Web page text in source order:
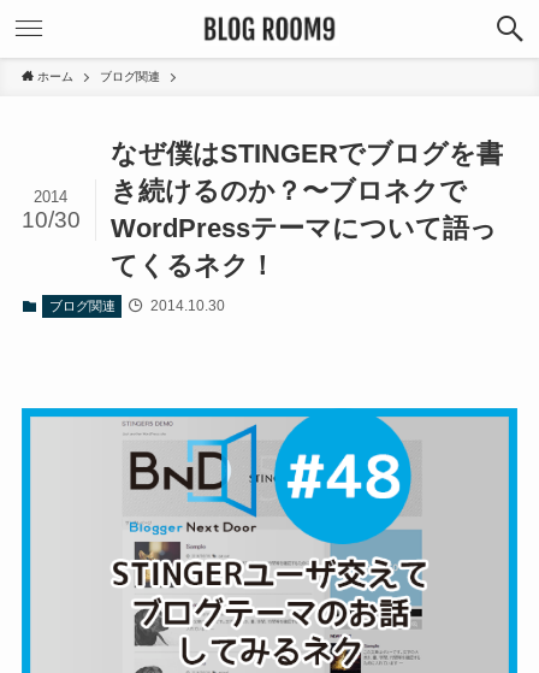
ホーム ブログ関連
なぜ僕はSTINGERでブログを書
き続けるのか？〜ブロネクで
WordPressテーマについて語っ
てくるネク！
2014
10/30
ブログ関連 2014.10.30